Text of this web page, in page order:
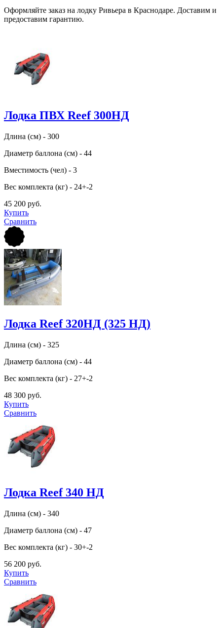
Лодка ПВХ Reef 300НД
Длина (см) - 300
Диаметр баллона (см) - 44
Вместимость (чел) - 3
Вес комплекта (кг) - 24+-2
45 200 руб.
Купить
Сравнить
Лодка Reef 320НД (325 НД)
Длина (см) - 325
Диаметр баллона (см) - 44
Вес комплекта (кг) - 27+-2
48 300 руб.
Купить
Сравнить
Лодка Reef 340 НД
Длина (см) - 340
Диаметр баллона (см) - 47
Вес комплекта (кг) - 30+-2
56 200 руб.
Купить
Сравнить
Оформляйте заказ на лодку Ривьера в Краснодаре. Доставим и
предоставим гарантию.